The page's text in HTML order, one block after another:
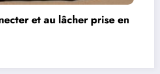
communication entre les jeux